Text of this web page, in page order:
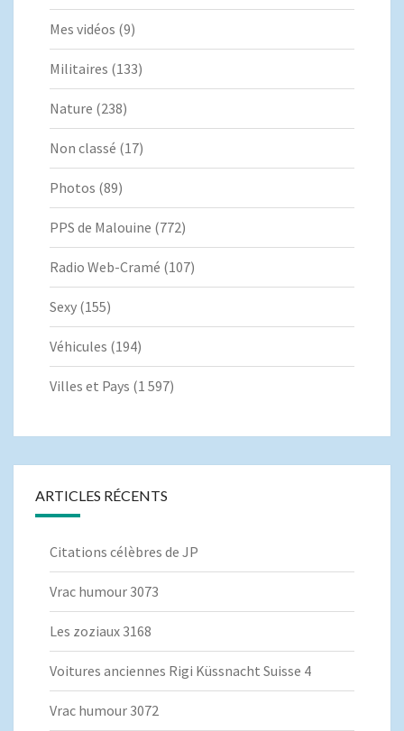
Mes vidéos (9)
Militaires (133)
Nature (238)
Non classé (17)
Photos (89)
PPS de Malouine (772)
Radio Web-Cramé (107)
Sexy (155)
Véhicules (194)
Villes et Pays (1 597)
ARTICLES RÉCENTS
Citations célèbres de JP
Vrac humour 3073
Les zoziaux 3168
Voitures anciennes Rigi Küssnacht Suisse 4
Vrac humour 3072